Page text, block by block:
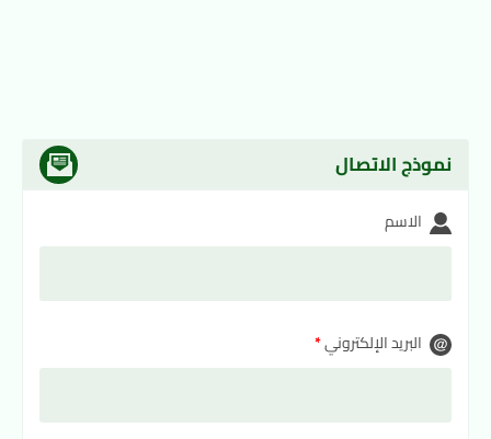
نموذج الاتصال
الاسم
البريد الإلكتروني*